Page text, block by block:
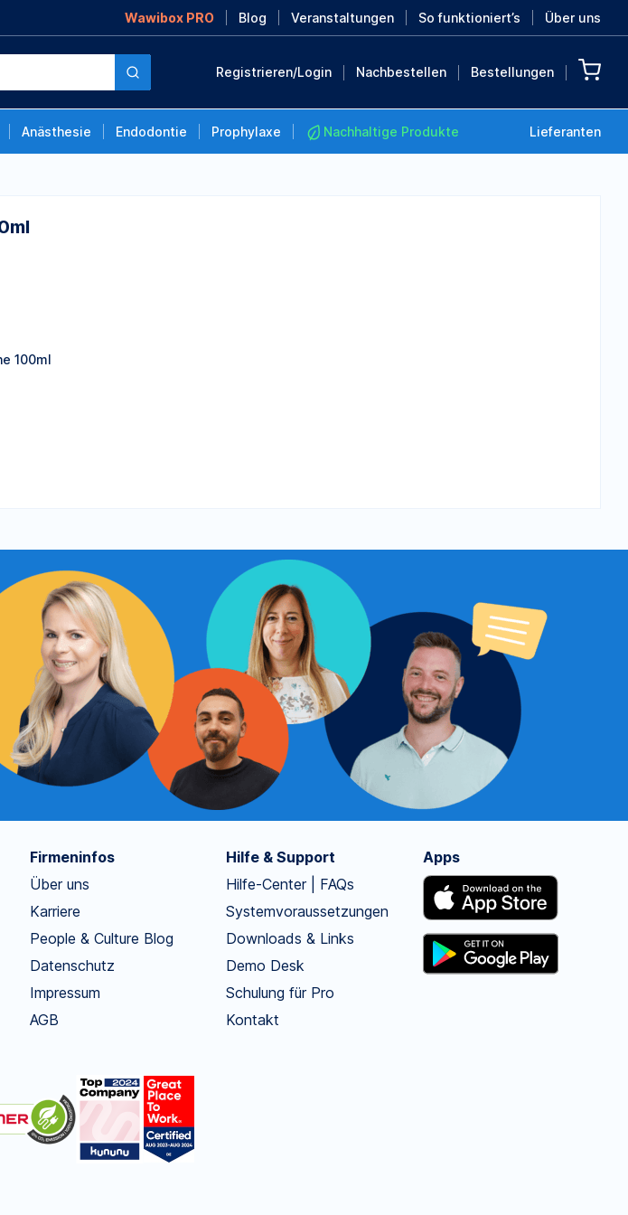
Wawibox PRO Blog Veranstaltungen So funktioniert’s Über uns
Registrieren/Login Nachbestellen Bestellungen
Anästhesie Endodontie Prophylaxe Nachhaltige Produkte Lieferanten
100ml
Firmeninfos
Über uns
Karriere
People & Culture Blog
Datenschutz
Impressum
AGB
Hilfe & Support
Hilfe-Center | FAQs
Systemvoraussetzungen
Downloads & Links
Demo Desk
Schulung für Pro
Kontakt
Apps